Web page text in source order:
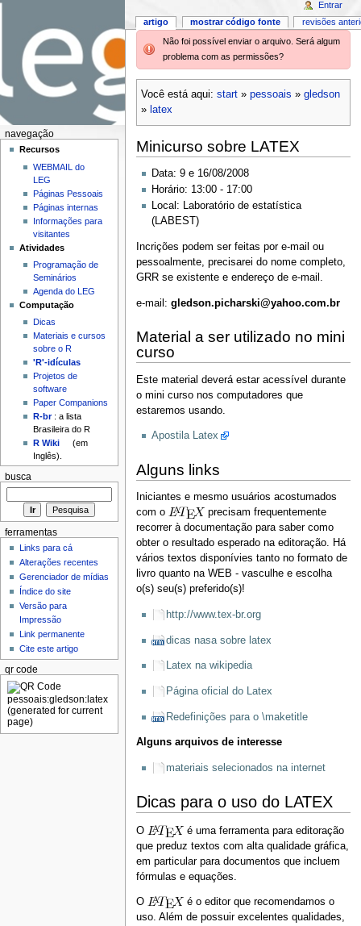
Não foi possível enviar o arquivo. Será algum
problema com as permissões?
Você está aqui: start» pessoais » gledson
» latex
Minicurso sobre LATEX
Data: 9 e 16/08/2008
Horário: 13:00 - 17:00
Local: Laboratório de estatística
(LABEST)
Incrições podem ser feitas por e-mail ou
pessoalmente, precisarei do nome completo,
GRR se existente e endereço de e-mail.
e-mail: gledson.picharski@yahoo.com.br
Material a ser utilizado no mini
curso
Este material deverá estar acessível durante
o mini curso nos computadores que
estaremos usando.
Apostila Latex
Alguns links
Iniciantes e mesmo usuários acostumados
com o
precisam frequentemente
recorrer à documentação para saber como
obter o resultado esperado na editoração. Há
vários textos disponívies tanto no formato de
livro quanto na WEB - vasculhe e escolha
o(s) seu(s) preferido(s)!
http://www.tex-br.org
dicas nasa sobre latex
Latex na wikipedia
Página oficial do Latex
Redefinições para o \maketitle
Alguns arquivos de interesse
materiais selecionados na internet
Dicas para o uso do LATEX
O
é uma ferramenta para editoração
que preduz textos com alta qualidade gráfica,
em particular para documentos que incluem
fórmulas e equações.
O
é o editor que recomendamos o
uso. Além de possuir excelentes qualidades,
artigo mostrar código fonte revisões
Entrar
navegação
Recursos
WEBMAIL do
LEG
Páginas Pessoais
Páginas internas
Informações para
visitantes
Atividades
Programação de
Seminários
Agenda do LEG
Computação
Dicas
Materiais e cursos
sobre o R
'R'-idículas
Projetos de
software
Paper Companions
R-br: a lista
Brasileira do R
R Wiki
(em
Inglês).
busca
ferramentas
Links para cá
Alterações recentes
Gerenciador de mídias
Índice do site
Versão para
Impressão
Link permanente
Cite este artigo
qr code